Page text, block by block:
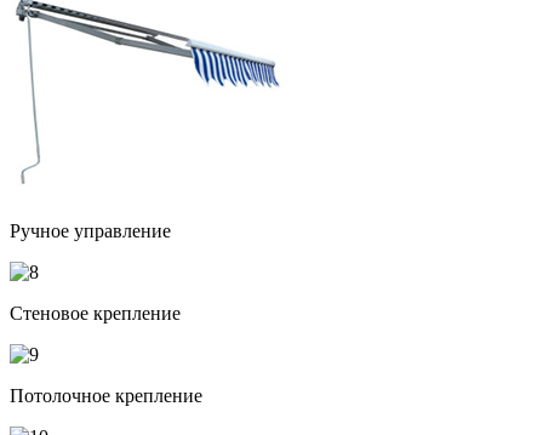
Ручное управление
Стеновое крепление
Потолочное крепление